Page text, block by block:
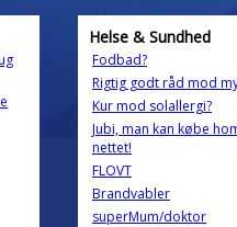
Helse & Sundhed
Fodbad?
Rigtig godt råd mod
Kur mod solallergi?
Jubi, man kan købe
nettet!
FLOVT
Brandvabler
superMum/doktor